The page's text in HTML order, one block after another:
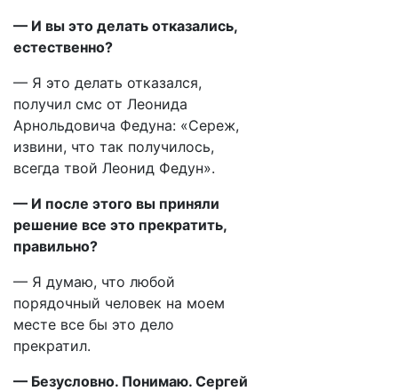
— И вы это делать отказались,
естественно?
— Я это делать отказался,
получил смс от Леонида
Арнольдовича Федуна: «Сереж,
извини, что так получилось,
всегда твой Леонид Федун».
— И после этого вы приняли
решение все это прекратить,
правильно?
— Я думаю, что любой
порядочный человек на моем
месте все бы это дело
прекратил.
— Безусловно. Понимаю. Сергей